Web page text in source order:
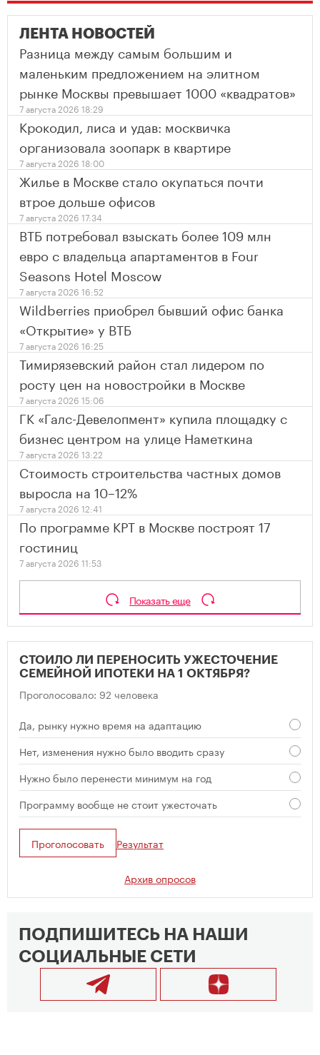
ЛЕНТА НОВОСТЕЙ
Разница между самым большим и
маленьким предложением на элитном
рынке Москвы превышает 1000 «квадратов»
7 августа 2026 18:29
Крокодил, лиса и удав: москвичка
организовала зоопарк в квартире
7 августа 2026 18:00
Жилье в Москве стало окупаться почти
втрое дольше офисов
7 августа 2026 17:34
ВТБ потребовал взыскать более 109 млн
евро с владельца апартаментов в Four
Seasons Hotel Moscow
7 августа 2026 16:52
Wildberries приобрел бывший офис банка
«Открытие» у ВТБ
7 августа 2026 16:25
Тимирязевский район стал лидером по
росту цен на новостройки в Москве
7 августа 2026 15:06
ГК «Галс-Девелопмент» купила площадку с
бизнес центром на улице Наметкина
7 августа 2026 13:22
Стоимость строительства частных домов
выросла на 10–12%
7 августа 2026 12:41
По программе КРТ в Москве построят 17
гостиниц
7 августа 2026 11:53
Показать еще
СТОИЛО ЛИ ПЕРЕНОСИТЬ УЖЕСТОЧЕНИЕ
СЕМЕЙНОЙ ИПОТЕКИ НА 1 ОКТЯБРЯ?
Проголосовало: 92 человека
Да, рынку нужно время на адаптацию
Нет, изменения нужно было вводить сразу
Нужно было перенести минимум на год
Программу вообще не стоит ужесточать
Проголосовать Результат
Архив опросов
ПОДПИШИТЕСЬ НА НАШИ
СОЦИАЛЬНЫЕ СЕТИ